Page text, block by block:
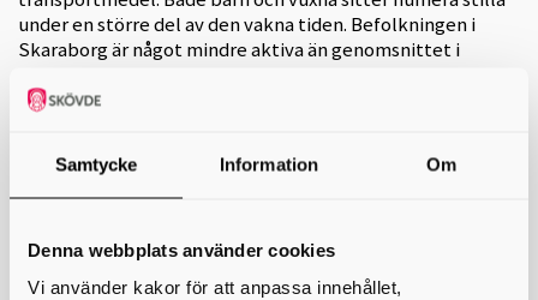
Samtycke Information Om
Denna webbplats använder cookies
Vi använder kakor för att anpassa innehållet,
under en större del av den vakna tiden. Befolkningen i
Skaraborg är något mindre aktiva än genomsnittet i
Nationellt finns politisk ambition att öka andelen aktiva transporter.
sparkcykel eller på annat sätt använda sin kropp aktivt för att ta sig
fram. I ett forskningsprojekt som genomfördes av folkhälsostrateger
i Skaraborg och forskare på Högskolan i Skövde, med medel från
fokusgrupper bidragit till ökad kunskap om möjligheter och hinder för
att öka aktiva transporter.